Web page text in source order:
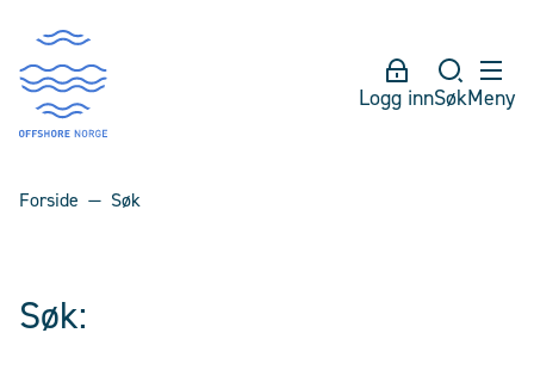
Logg innSøkMeny
Forside Søk
Søk: